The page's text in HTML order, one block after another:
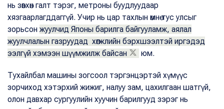
нь зөвхөн галт тэрэг, метроны буудлуудаар
хязгаарлагддаггүй. Учир нь цар тахлын өмнө тус улсыг
зорьсон жуулчид Японы барилга байгууламж, аялал
жуулчлалын газруудад хөгжлийн бэрхшээлтэй иргэдэд
ээлгүй хэмээн шүүмжилж байсан
юм.
Тухайлбал машины зогсоол тэргэнцэртэй хүмүүс
зорчиход хэтэрхий жижиг, налуу зам, цахилгаан шатгүй,
олон давхар сургуулийн хуучин барилгууд зэрэг нь